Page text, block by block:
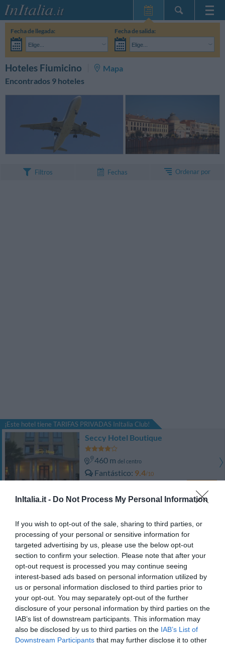
InItalia.it - Do Not Process My Personal Information
If you wish to opt-out of the sale, sharing to third parties, or
processing of your personal or sensitive information for
targeted advertising by us, please use the below opt-out
section to confirm your selection. Please note that after your
opt-out request is processed you may continue seeing
interest-based ads based on personal information utilized by
us or personal information disclosed to third parties prior to
your opt-out. You may separately opt-out of the further
disclosure of your personal information by third parties on the
IAB’s list of downstream participants. This information may
also be disclosed by us to third parties on the IAB’s List of
Downstream Participants that may further disclose it to other
Inicio
InItalia Club
Fecha de llegada:
Elige...
Fecha de salida:
Elige...
Hoteles Fiumicino
Mapa
Encontrados 9 hoteles
Filtros Fechas Ordenar por
¡Este hotel tiene TARIFAS PRIVADAS InItalia Club!
Seccy Hotel Boutique
460 m del centro
Fantástico 9.4/10
¡Este hotel tiene TARIFAS PRIVADAS InItalia Club!
Euro House Hotel Rome Airport
1.32 km del centro
Muy bien 8.4/10
Euro House Inn Airport Fiumicino
4.16 km del centro
Muy bien 8.4/10
PRECIO